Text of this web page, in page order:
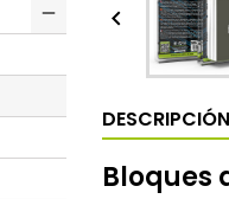

DESCRIPCIÓN
Bloques